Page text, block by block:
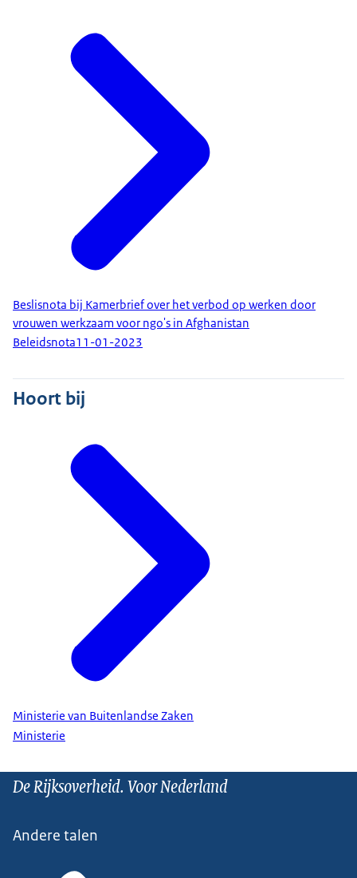
Beslisnota bij Kamerbrief over het verbod op werken door
vrouwen werkzaam voor ngo's in Afghanistan
Beleidsnota11-01-2023
Hoort bij
Ministerie van Buitenlandse Zaken
Ministerie
De Rijksoverheid. Voor Nederland
Andere talen